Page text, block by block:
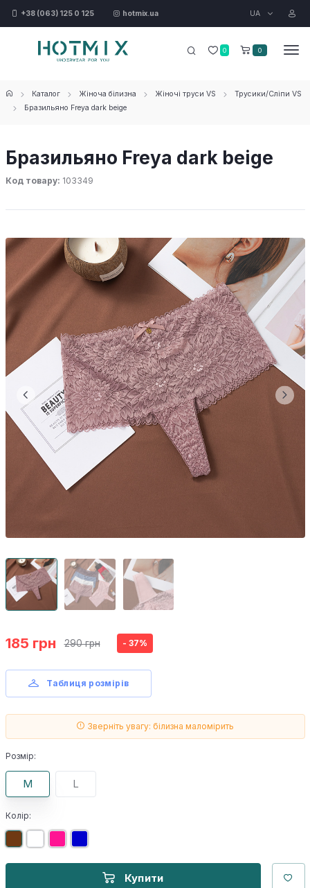
+38 (063) 125 0 125 hotmix.ua UA
0 0
Каталог Жіноча білизна Жіночі труси VS
Трусики/Сліпи VS
Бразильяно Freya dark beige
Бразильяно Freya dark beige
Код товару: 103349
185 грн 290 грн - 37%
Таблиця розмірів
Зверніть увагу: білизна маломірить
Розмір:
M L
Колір:
Купити